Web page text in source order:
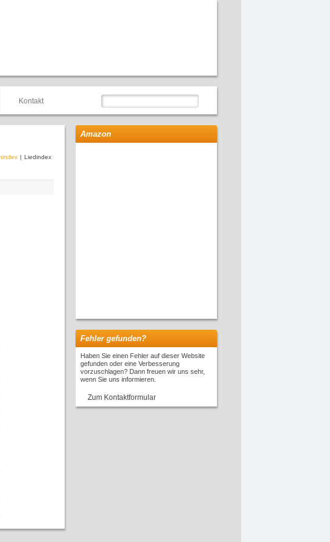
Kontakt
| Liedindex
Amazon
Fehler gefunden?
Haben Sie einen Fehler auf dieser Website
gefunden oder eine Verbesserung
vorzuschlagen? Dann freuen wir uns sehr,
wenn Sie uns informieren.
Zum Kontaktformular